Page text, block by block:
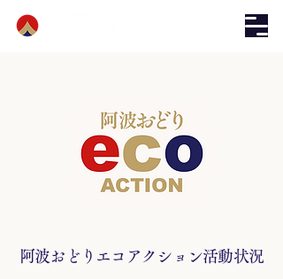
阿波おどりエコアクション活動状況